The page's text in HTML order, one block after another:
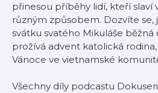
přinesou příběhy lidí, kteří slaví
různým způsobem. Dozvíte se,
svátku svatého Mikuláše běžná
prožívá advent katolická
Vánoce ve vietnamské
Všechny díly podcastu